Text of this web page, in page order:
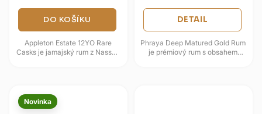
DO KOŠÍKU
Appleton Estate 12YO Rare
Casks je jamajský rum z Nassau
DETAIL
Phraya Deep Matured Gold Rum
je prémiový rum s obsahem
Novinka